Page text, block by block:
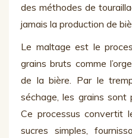
des méthodes de
jamais la production de
Le maltage est le
grains bruts comme
de la bière. Par le
séchage, les grains sont
Ce processus convertit
sucres simples,